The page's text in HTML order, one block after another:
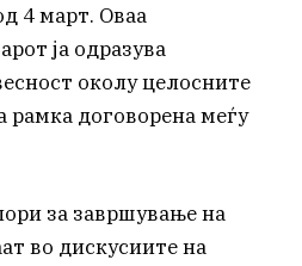
4 март. Оваа
ја одразува
околу целосните
рамка договорена меѓу
за завршување на
во дискусиите на